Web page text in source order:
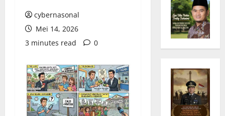
cybernasonal
Mei 14, 2026
3 minutes read
0